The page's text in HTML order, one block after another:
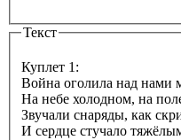
Текст
Куплет 1:
Война оголила над нами
На небе холодном, на
Звучали снаряды, как
И сердце стучало